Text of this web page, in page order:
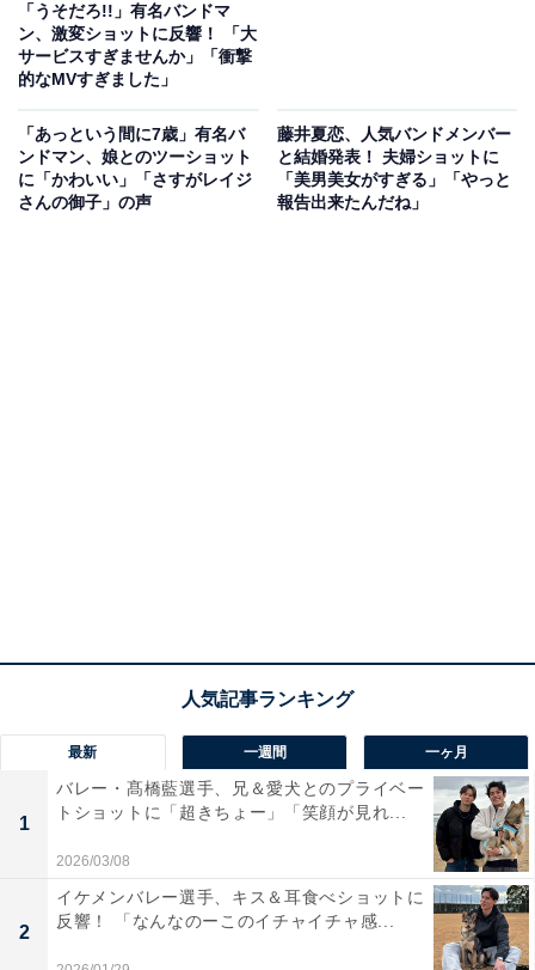
「うそだろ!!」有名バンドマ
ン、激変ショットに反響！ 「大
サービスすぎませんか」「衝撃
的なMVすぎました」
「あっという間に7歳」有名バ
ンドマン、娘とのツーショット
に「かわいい」「さすがレイジ
さんの御子」の声
藤井夏恋、人気バンドメンバー
と結婚発表！ 夫婦ショットに
「美男美女がすぎる」「やっと
報告出来たんだね」
最新 一週間 一ヶ月
1
バレー・髙橋藍選手、兄＆愛犬とのプライベー
トショットに「超きちょー」「笑顔が見れ...
2026/03/08
2
イケメンバレー選手、キス＆耳食べショットに
反響！ 「なんなのーこのイチャイチャ感...